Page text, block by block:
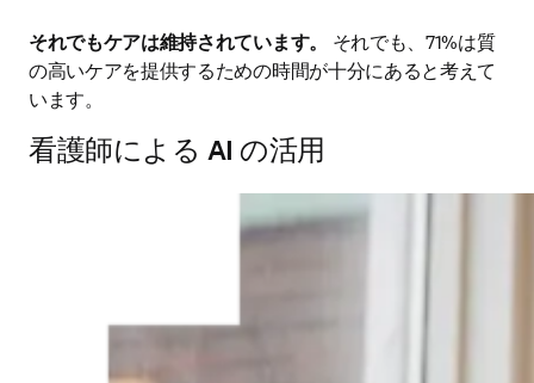
それでもケアは維持されています。
それでも、71%は質
の高いケアを提供するための時間が十分にあると考えて
います。
看護師による AI の活用